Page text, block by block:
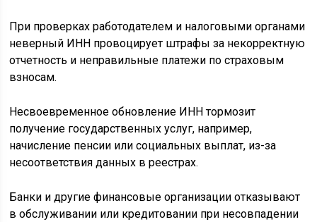
При проверках работодателем и налоговыми органами
неверный ИНН провоцирует штрафы за некорректную
отчетность и неправильные платежи по страховым
взносам.
Несвоевременное обновление ИНН тормозит
получение государственных услуг, например,
начисление пенсии или социальных выплат, из-за
несоответствия данных в реестрах.
Банки и другие финансовые организации отказывают
в обслуживании или кредитовании при несовпадении